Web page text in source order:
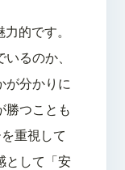
的です。
るのか、
が分かりに
勝つことも
重視して
として「安